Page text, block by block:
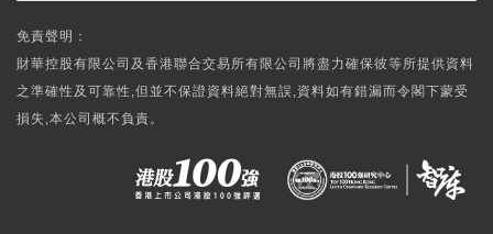
免責聲明：
財華控股有限公司及香港聯合交易所有限公司將盡力確保彼等所提供資料
之準確性及可靠性,但並不保證資料絕對無誤,資料如有錯漏而令閣下蒙受
損失,本公司概不負責。